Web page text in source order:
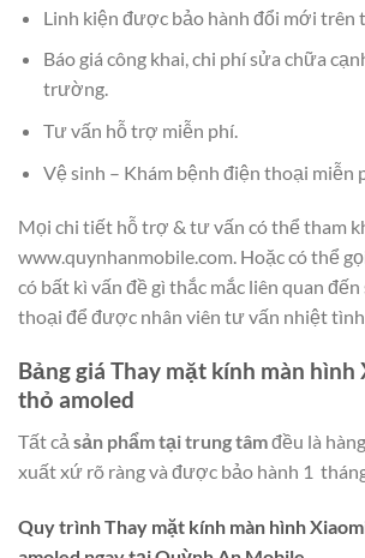
Linh kiện được bảo hành đổi mới trên
Báo giá công khai, chi phí sửa chữa
trường.
Tư vấn hỗ trợ miễn phí.
Vệ sinh – Khám bệnh điện thoại miễn
Mọi chi tiết hỗ trợ & tư vấn có thể tham
www.quynhanmobile.com. Hoặc có thể
có bất kì vấn đề gì thắc mắc liên quan
thoại để được nhân viên tư vấn nhiệt
Bảng giá Thay mặt kính màn
thỏ amoled
Tất cả sản phẩm tại trung tâmđều là hàng
xuất xứ rõ ràng và được bảo hành 1
Quy trình Thay mặt kính màn hình